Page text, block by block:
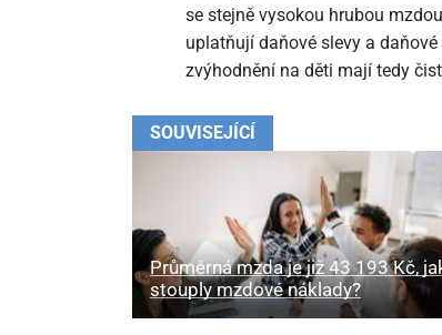
se stejně vysokou hrubou
uplatňují daňové slevy a
zvýhodnění na děti mají tedy
SOUVISEJÍCÍ
Průměrná mzda je již 43 193 Kč,
stouply mzdové náklady?